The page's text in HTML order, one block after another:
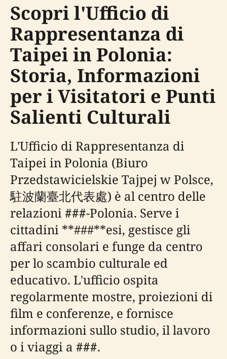
Scopri l'Ufficio di
Rappresentanza di
Taipei in Polonia:
Storia, Informazioni
per i Visitatori e Punti
Salienti Culturali
L'Ufficio di Rappresentanza di
Taipei in Polonia (Biuro
Przedstawicielskie Tajpej w Polsce,
駐波蘭臺北代表處) è al centro delle
relazioni###-Polonia. Serve i
cittadini **###**esi, gestisce gli
affari consolari e funge da centro
per lo scambio culturale ed
educativo. L'ufficio ospita
regolarmente mostre, proiezioni di
film e conferenze, e fornisce
informazioni sullo studio, il lavoro
o i viaggi a ###.